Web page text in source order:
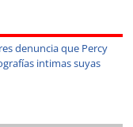
denuncia que Percy
intimas suyas